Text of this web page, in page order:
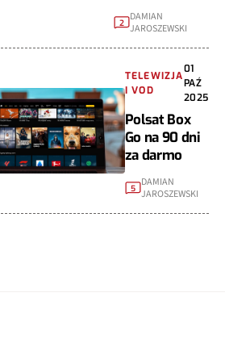
2
DAMIAN
JAROSZEWSKI
TELEWIZJA
I VOD
01
PAŹ
2025
Polsat Box
Go na 90 dni
za darmo
5 DAMIAN
JAROSZEWSKI